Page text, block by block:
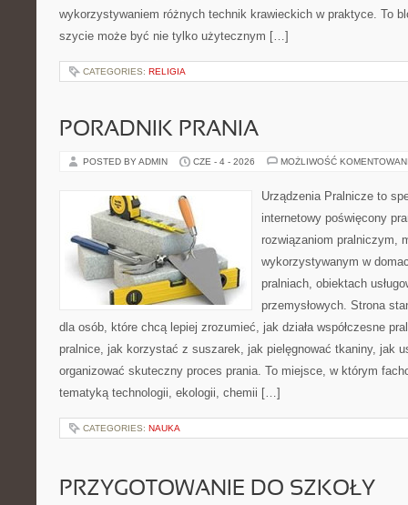
wykorzystywaniem różnych technik krawieckich w praktyce. To
szycie może być nie tylko użytecznym […]
CATEGORIES: RELIGIA
PORADNIK PRANIA
POSTED BY ADMIN CZE - 4 - 2026 MOŻLIWOŚĆ
Urządzenia Pralnicze to
internetowy poświęcony
rozwiązaniom pralniczym,
wykorzystywanym w
pralniach, obiektach
przemysłowych. Strona
dla osób, które chcą lepiej zrozumieć, jak działa współczesne
pralnice, jak korzystać z suszarek, jak pielęgnować tkaniny, jak
organizować skuteczny proces prania. To miejsce, w którym
tematyką technologii, ekologii, chemii […]
CATEGORIES: NAUKA
PRZYGOTOWANIE DO SZKOŁY